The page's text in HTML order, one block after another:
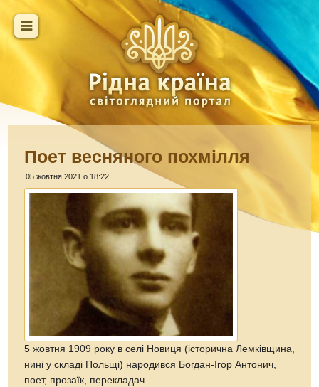
Поет весняного похмілля
05 жовтня 2021 о 18:22
5 жовтня 1909 року в селі Новиця (історична Лемківщина,
нині у складі Польщі) народився Богдан-Ігор Антонич,
поет, прозаїк, перекладач.